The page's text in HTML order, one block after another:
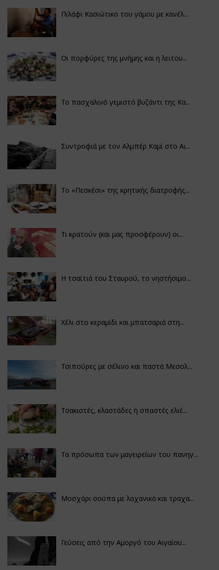
Πιλάφι Κασιώτικο του γάμου με κανέλ...
Οι πορφύρες της μνήμης και η λειτου...
Το πασχαλινό γεμιστό βυζάντι της Κα...
Συντροφιά με τον Αλμπέρ Καμί στο Αι...
Το «Πεσκέσι» της κρητικής διατροφής...
Τι κρατούν (και μας προσφέρουν) οι...
Η τσαϊτιά του Σταυρού, το νηστήσιμο...
Χέλι στο κεραμίδι και μπατσαριά στη...
Τσιπούρες με σέλινο και παστά Μεσολ...
Τσακιστές, κλαστάδες ή σπαστές ελιέ...
Τα πρόσωπα των μαγειρείων του πανηγ...
Μοσχάρι σούπα με λαχανικά και τραχα...
Γεύσεις από την Αμοργό του Αιγαίου...